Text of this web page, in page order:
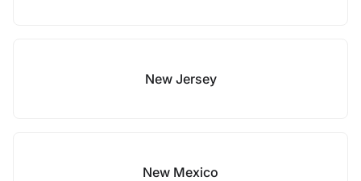
New Jersey
New Mexico